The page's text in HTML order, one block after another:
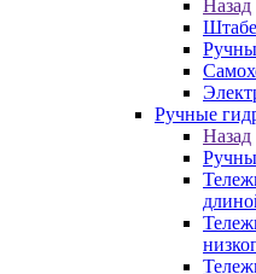
Назад
Ручные
Назад